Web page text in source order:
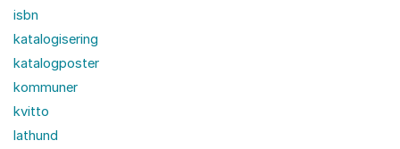
isbn
katalogisering
katalogposter
kommuner
kvitto
lathund